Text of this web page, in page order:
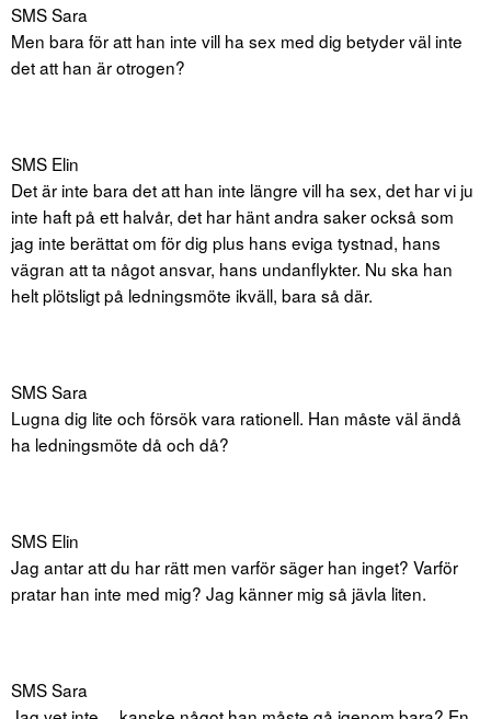
SMS Sara
Men bara för att han inte vill ha sex med dig betyder väl inte
det att han är otrogen?
SMS Elin
Det är inte bara det att han inte längre vill ha sex, det har vi ju
inte haft på ett halvår, det har hänt andra saker också som
jag inte berättat om för dig plus hans eviga tystnad, hans
vägran att ta något ansvar, hans undanflykter. Nu ska han
helt plötsligt på ledningsmöte ikväll, bara så där.
SMS Sara
Lugna dig lite och försök vara rationell. Han måste väl ändå
ha ledningsmöte då och då?
SMS Elin
Jag antar att du har rätt men varför säger han inget? Varför
pratar han inte med mig? Jag känner mig så jävla liten.
SMS Sara